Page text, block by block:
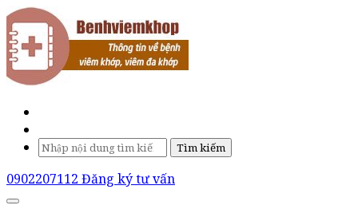
Tìm kiếm
0902207112 Đăng ký tư vấn